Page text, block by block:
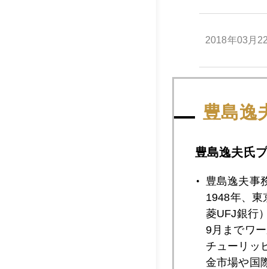
2018年03月
2018年03月
2018年03月
2018年03月
豊島逸
豊島逸夫氏
豊島逸夫事
1948年、東
菱UFJ銀行
9月までワ
チューリッ
金市場や国